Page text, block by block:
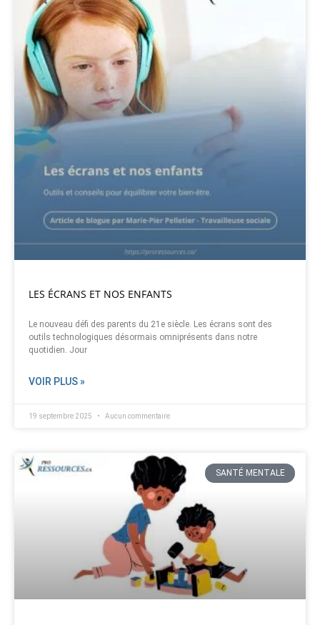
LES ÉCRANS ET NOS ENFANTS
Le nouveau défi des parents du 21e siècle. Les écrans sont des
outils technologiques désormais omniprésents dans notre
quotidien. Jour
VOIR PLUS »
19 septembre 2025 Aucun commentaire
SANTÉ MENTALE